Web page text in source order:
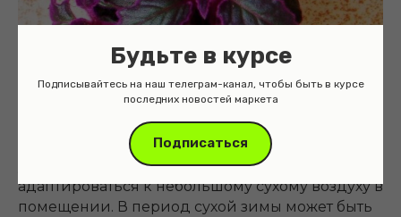
Будьте в курсе
Подписывайтесь на наш телеграм-канал, чтобы быть в курсе
последних новостей маркета
Подписаться
Влажность воздуха: Гинура предпочитает
умеренную влажность, но может
адаптироваться к небольшому сухому воздуху в
помещении. В период сухой зимы может быть